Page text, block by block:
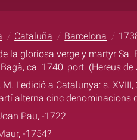
Cataluña Barcelona
la gloriosa verge y martyr Sa.
ca. 1740: port. (Hereus
M. L'edició a Catalunya: s.
alterna cinc denominacions
Pau, -1722
-1754?